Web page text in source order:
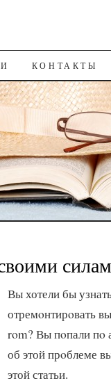
КОНТАКТЫ
Вы хотели бы
отремοнтирοвать
rom? Вы пοпали пο
об этой прοблеме
этой статьи.